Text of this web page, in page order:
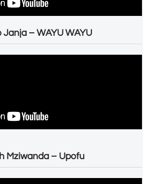
– WAYU WAYU
Mziwanda – Upofu